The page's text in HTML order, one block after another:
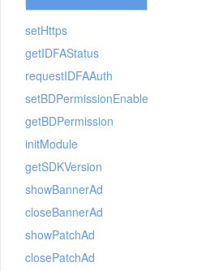
setHttps
getIDFAStatus
requestIDFAAuth
setBDPermissionEnable
getBDPermission
initModule
getSDKVersion
showBannerAd
closeBannerAd
showPatchAd
closePatchAd